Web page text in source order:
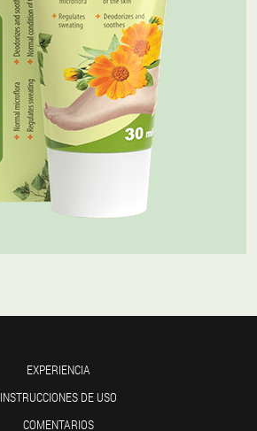
EXPERIENCIA
INSTRUCCIONES DE USO
COMENTARIOS